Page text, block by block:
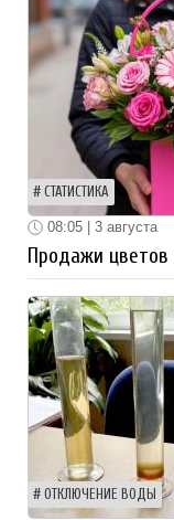
СТАТИСТИКА
08:05 | 3 августа
Продажи цветов
ОТКЛЮЧЕНИЕ ВОДЫ